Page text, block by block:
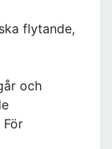
flytande,
och